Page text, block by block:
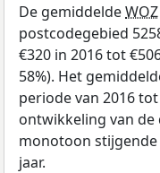
De gemiddeldeWOZ
postcodegebied
€320 in 2016 tot
58%). Het
periode van 2016
ontwikkeling van de
monotoon
jaar.